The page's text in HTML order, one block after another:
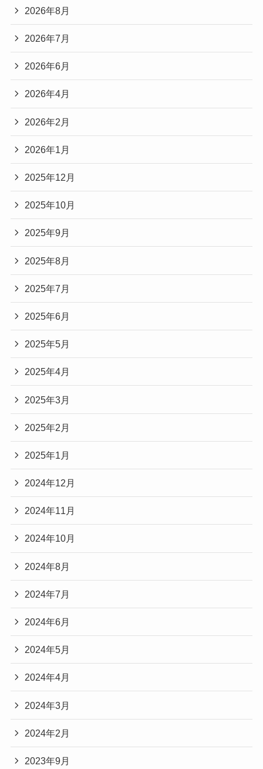
2026年8月
2026年7月
2026年6月
2026年4月
2026年2月
2026年1月
2025年12月
2025年10月
2025年9月
2025年8月
2025年7月
2025年6月
2025年5月
2025年4月
2025年3月
2025年2月
2025年1月
2024年12月
2024年11月
2024年10月
2024年8月
2024年7月
2024年6月
2024年5月
2024年4月
2024年3月
2024年2月
2023年9月